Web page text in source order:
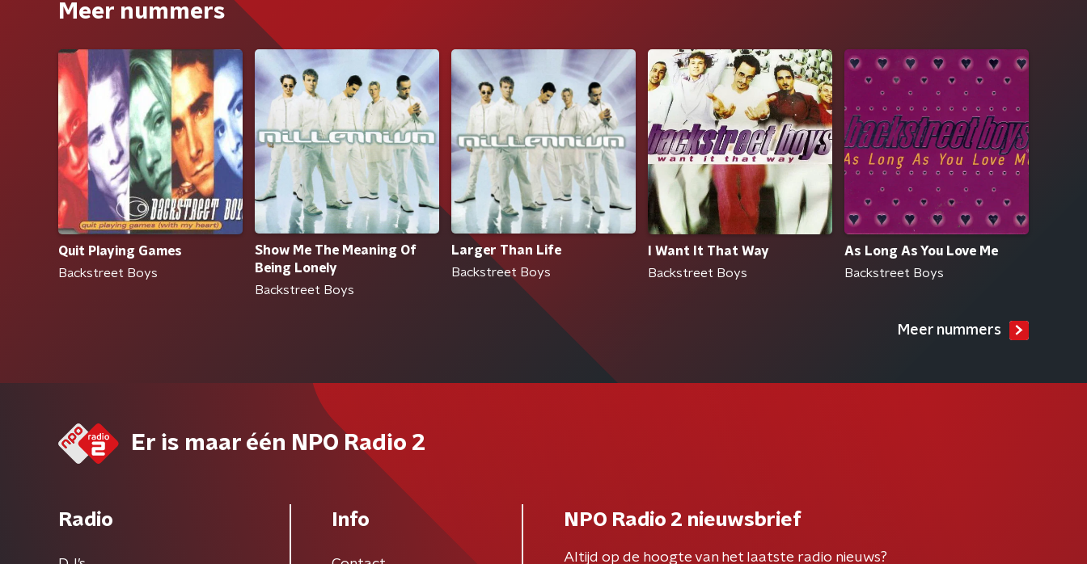
Meer nummers
Quit Playing Games
Backstreet Boys
Show Me The Meaning Of
Being Lonely
Backstreet Boys
Larger Than Life
Backstreet Boys
I Want It That Way
Backstreet Boys
As Long As You Love Me
Backstreet Boys
Meer nummers
Er is maar één NPO Radio 2
Radio Info NPO Radio 2 nieuwsbrief
Altijd op de hoogte van het laatste radio nieuws?